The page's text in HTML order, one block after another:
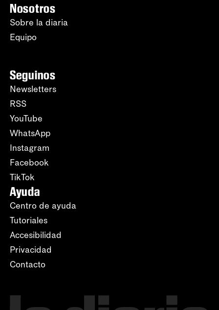
Nosotros
Sobre la diaria
Equipo
Seguinos
Newsletters
RSS
YouTube
WhatsApp
Instagram
Facebook
TikTok
Ayuda
Centro de ayuda
Tutoriales
Accesibilidad
Privacidad
Contacto